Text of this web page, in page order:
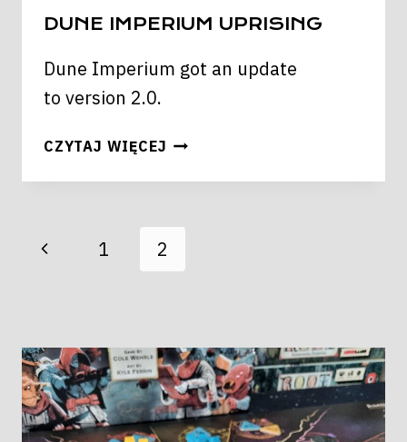
DUNE IMPERIUM UPRISING
Dune Imperium got an update
to version 2.0.
CZYTAJ WIĘCEJ DUNE
UPRISING
PAGE
NAVIGATION
Poprzednia
1 2